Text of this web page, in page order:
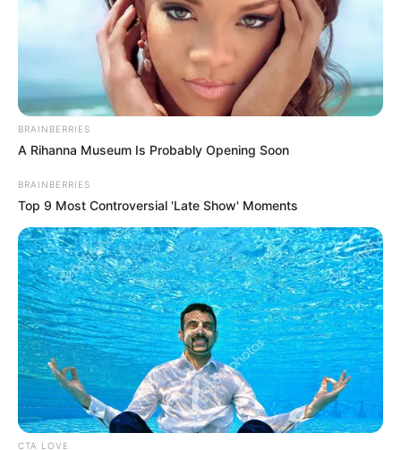
BRAINBERRIES
A Rihanna Museum Is Probably Opening Soon
BRAINBERRIES
Top 9 Most Controversial 'Late Show' Moments
CTA LOVE